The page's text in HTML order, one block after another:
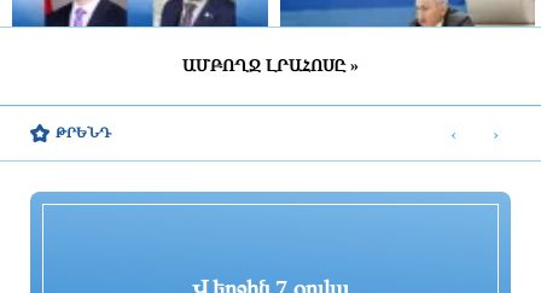
ՀՀ ԱԺ նախագահի պաշտոնում
ընտրվելու կապակցությամբ
ԱՄԲՈՂՋ ԼՐԱՀՈՍԸ »
ԹՐԵՆԴ ‹ ›